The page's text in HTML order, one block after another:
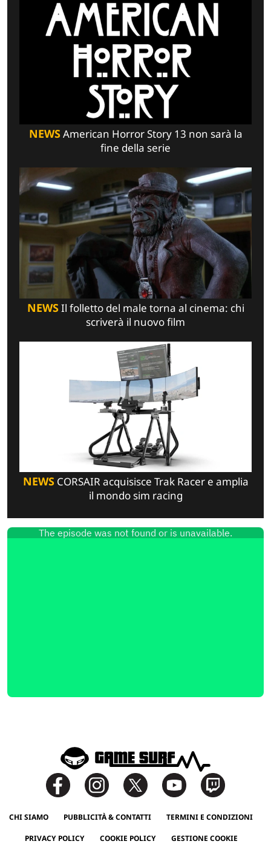
NEWSAmerican Horror Story 13 non sarà la
fine della serie
NEWSIl folletto del male torna al cinema: chi
scriverà il nuovo film
NEWSCORSAIR acquisisce Trak Racer e amplia
il mondo sim racing
CHI SIAMO PUBBLICITÀ & CONTATTI TERMINI E CONDIZIONI
PRIVACY POLICY COOKIE POLICY GESTIONE COOKIE